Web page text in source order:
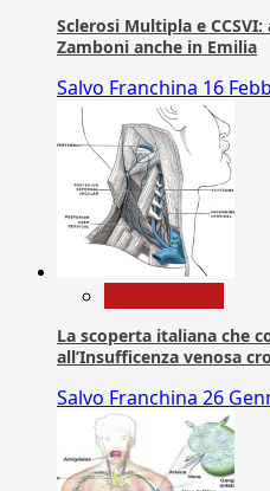
Sclerosi Multipla e
Zamboni anche in Emilia
Salvo Franchina 16
La scoperta italiana che
all’Insufficenza venosa
Salvo Franchina 26